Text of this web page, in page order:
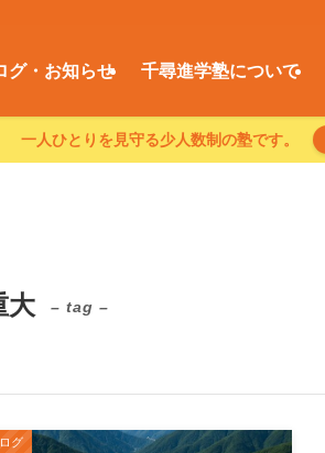
グ・お知らせ 千尋進学塾について
一人ひとりを見守る少人数制の塾です。
大 – tag –
グ